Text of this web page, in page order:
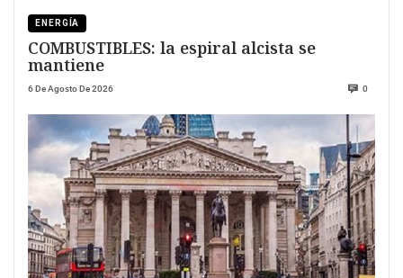
ENERGÍA
COMBUSTIBLES: la espiral alcista se
mantiene
6 De Agosto De 2026 0